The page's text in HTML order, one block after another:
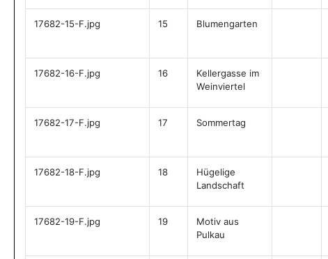
17682-15-F.jpg 15 Blumengarten
17682-16-F.jpg 16
Kellergasse im
Weinviertel
17682-17-F.jpg 17 Sommertag
17682-18-F.jpg 18
Hügelige
Landschaft
17682-19-F.jpg 19
Motiv aus
Pulkau